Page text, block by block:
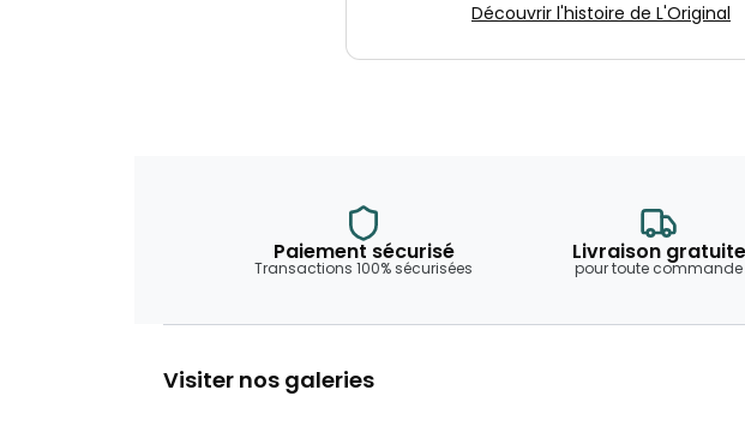
Découvrir l'histoire de L'Original
Paiement sécurisé
Transactions 100% sécurisées
Livraison gratuite
pour toute commande
Visiter nos galeries